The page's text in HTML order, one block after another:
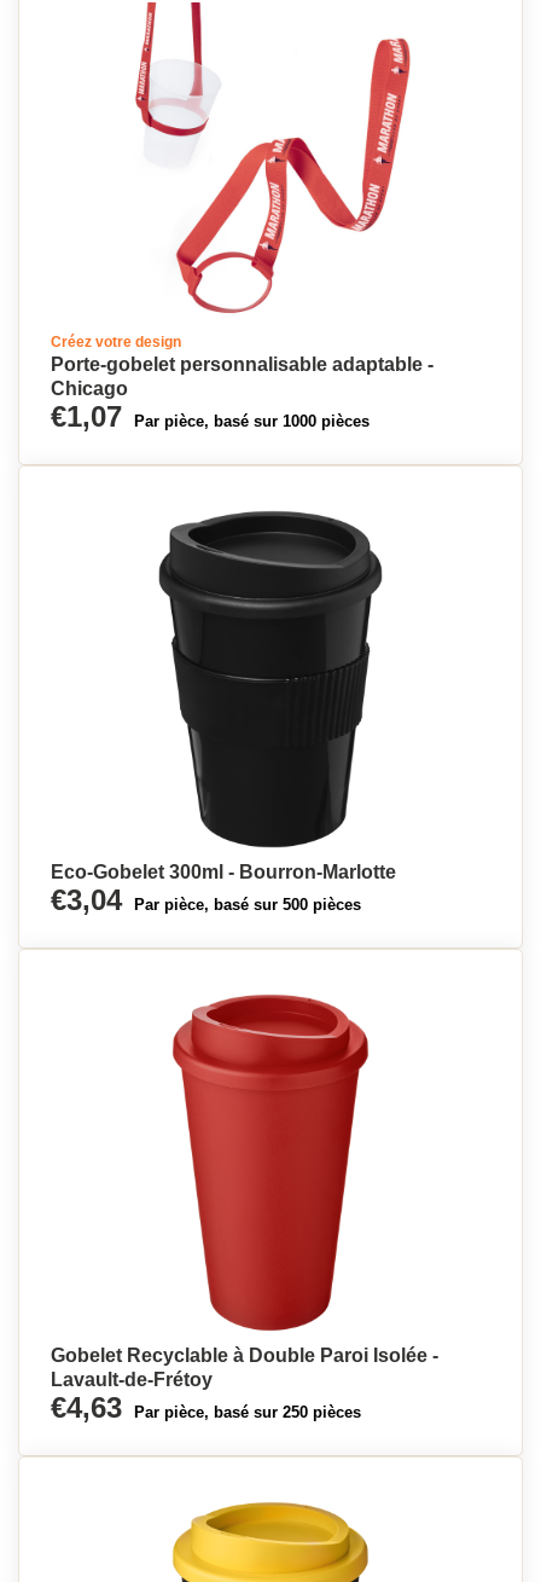
Créez votre design
Porte-gobelet personnalisable adaptable -
Chicago
€1,07 Par pièce, basé sur 1000 pièces
Eco-Gobelet 300ml - Bourron-Marlotte
€3,04 Par pièce, basé sur 500 pièces
Gobelet Recyclable à Double Paroi Isolée -
Lavault-de-Frétoy
€4,63 Par pièce, basé sur 250 pièces